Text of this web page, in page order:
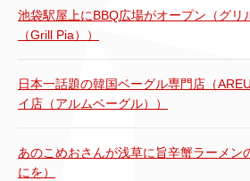
池袋駅屋上にBBQ広場がオープン（グリ
（Grill Pia））
日本一話題の韓国ベーグル専門店（
イ店（アルムベーグル））
あのこめおさんが浅草に旨辛蟹ラーメン
にを）